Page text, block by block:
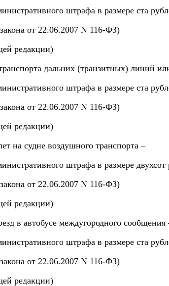
штрафа в размере ста
от 22.06.2007 N 116-ФЗ)
редакции)
дальних (транзитных) линий
штрафа в размере ста
от 22.06.2007 N 116-ФЗ)
редакции)
на судне воздушного транспорта –
штрафа в размере двухсот
от 22.06.2007 N 116-ФЗ)
редакции)
в автобусе междугородного сообщения
штрафа в размере ста
от 22.06.2007 N 116-ФЗ)
редакции)